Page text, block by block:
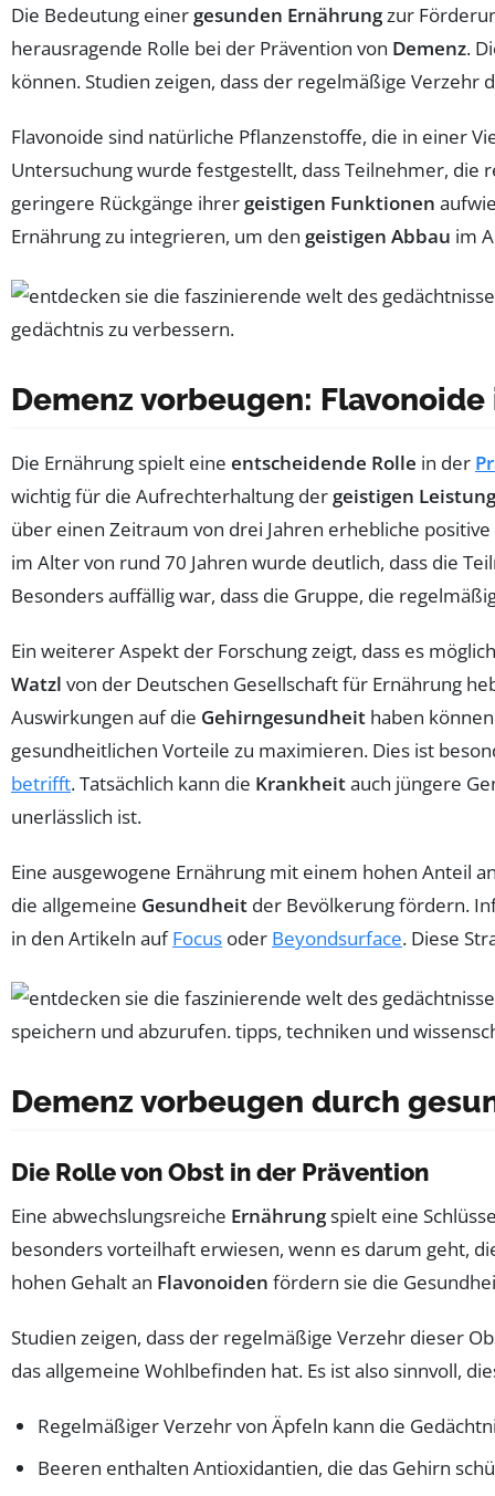
Die Bedeutung einer gesunden Ernährungzur
herausragende Rolle bei der Prävention von Demenz.
können. Studien zeigen, dass der regelmäßige
Flavonoide sind natürliche Pflanzenstoffe, die in einer
Untersuchung wurde festgestellt, dass Teilnehmer, die
geringere Rückgänge ihrer geistigen Funktionen
Ernährung zu integrieren, um den geistigen Abbau im
Demenz vorbeugen:
Die Ernährung spielt eine entscheidende Rolle in der
wichtig für die Aufrechterhaltung der geistigen
über einen Zeitraum von drei Jahren erhebliche
im Alter von rund 70 Jahren wurde deutlich, dass die
Besonders auffällig war, dass die Gruppe, die
Ein weiterer Aspekt der Forschung zeigt, dass es
Watzl von der Deutschen Gesellschaft für Ernährung
Auswirkungen auf die Gehirngesundheit haben
gesundheitlichen Vorteile zu maximieren. Dies ist
betrifft. Tatsächlich kann die Krankheitauch jüngere
unerlässlich ist.
Eine ausgewogene Ernährung mit einem hohen Anteil
die allgemeine Gesundheit der Bevölkerung fördern.
in den Artikeln aufFocus oder Beyondsurface. Diese
Demenz vorbeugen durch
Die Rolle von Obst in der Prävention
Eine abwechslungsreiche Ernährungspielt eine
besonders vorteilhaft erwiesen, wenn es darum geht,
hohen Gehalt an Flavonoiden fördern sie die
Studien zeigen, dass der regelmäßige Verzehr dieser
das allgemeine Wohlbefinden hat. Es ist also sinnvoll,
Regelmäßiger Verzehr von Äpfeln kann die
Beeren enthalten Antioxidantien, die das Gehirn